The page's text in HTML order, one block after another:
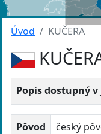
Úvod KUČERA
Popis dostupný
Pôvod
český